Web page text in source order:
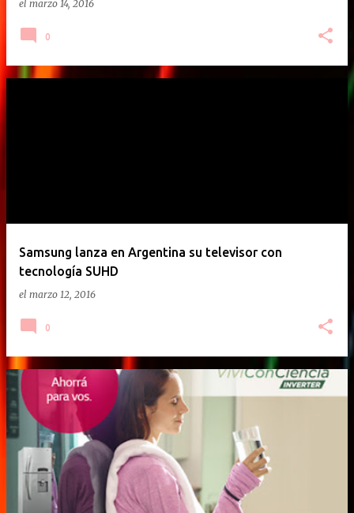
el marzo 14, 2016
0
Samsung lanza en Argentina su televisor con
tecnología SUHD
el marzo 12, 2016
0